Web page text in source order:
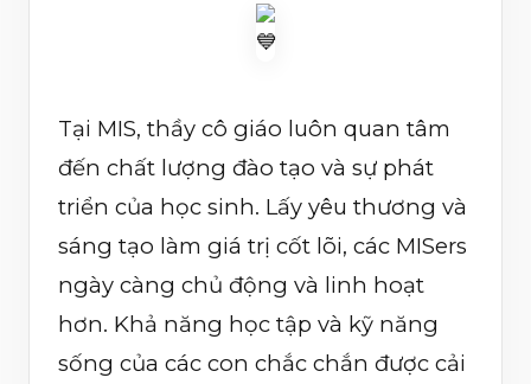
Tại MIS, thầy cô giáo luôn quan tâm
đến chất lượng đào tạo và sự phát
triển của học sinh. Lấy yêu thương và
sáng tạo làm giá trị cốt lõi, các MISers
ngày càng chủ động và linh hoạt
hơn. Khả năng học tập và kỹ năng
sống của các con chắc chắn được cải